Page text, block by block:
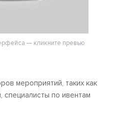
— кликните превью
мероприятий, таких как
специалисты по ивентам